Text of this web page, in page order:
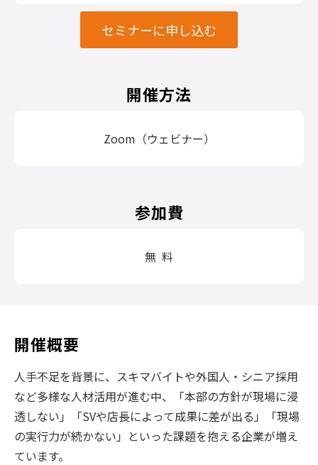
開催概要
人手不足を背景に、スキマバイトや外国人・シニア採用
など多様な人材活用が進む中、「本部の方針が現場に浸
透しない」「SVや店長によって成果に差が出る」「現場
の実行力が続かない」といった課題を抱える企業が増え
ています。
セミナーに申し込む
開催方法
Zoom（ウェビナー）
参加費
無 料